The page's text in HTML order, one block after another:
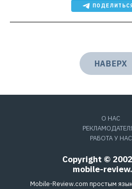
НАВЕРХ
О НАС
РАБОТА У НАС
Copyright ©
mobile-
Mobile-Review.com простым